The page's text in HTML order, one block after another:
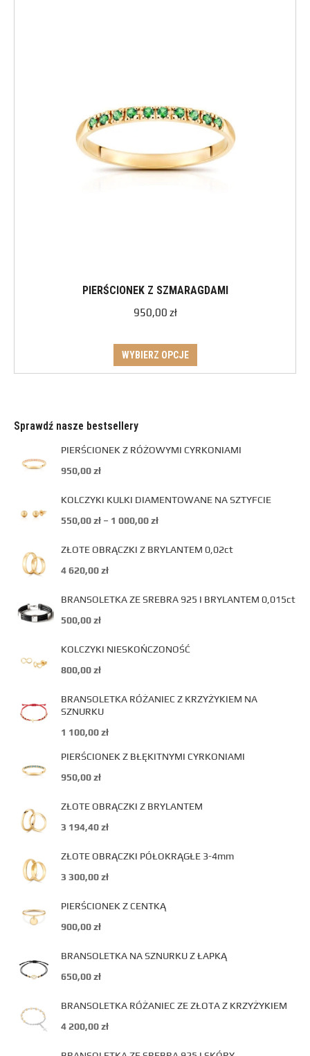
PIERŚCIONEK Z SZMARAGDAMI
950,00 zł
WYBIERZ OPCJE
Sprawdź nasze bestsellery
PIERŚCIONEK Z RÓŻOWYMI CYRKONIAMI
950,00zł
KOLCZYKI KULKI DIAMENTOWANE NA SZTYFCIE
550,00zł – 1 000,00zł
ZŁOTE OBRĄCZKI Z BRYLANTEM 0,02ct
4 620,00zł
BRANSOLETKA ZE SREBRA 925 I BRYLANTEM 0,015ct
500,00zł
KOLCZYKI NIESKOŃCZONOŚĆ
800,00zł
BRANSOLETKA RÓŻANIEC Z KRZYŻYKIEM NA
SZNURKU
1 100,00zł
PIERŚCIONEK Z BŁĘKITNYMI CYRKONIAMI
950,00zł
ZŁOTE OBRĄCZKI Z BRYLANTEM
3 194,40zł
ZŁOTE OBRĄCZKI PÓŁOKRĄGŁE 3-4mm
3 300,00zł
PIERŚCIONEK Z CENTKĄ
900,00zł
BRANSOLETKA NA SZNURKU Z ŁAPKĄ
650,00zł
BRANSOLETKA RÓŻANIEC ZE ZŁOTA Z KRZYŻYKIEM
4 200,00zł